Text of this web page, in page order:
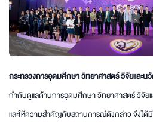
กระทรวงการอุดมศึกษา วิทยาศาสตร์ วิจัยและน
กำกับดูแลด้านการอุดมศึกษา วิทยาศาสตร์ วิจัยแ
และให้ความสำคัญกับสถานการณ์ดังกล่าว จึงไ